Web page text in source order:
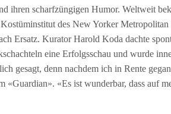
ihren scharfzüngigen Humor. Weltweit
Kostüminstitut des New Yorker
Ersatz. Kurator Harold Koda dachte
eine Erfolgsschau und wurde
gesagt, denn nachdem ich in Rente
«Guardian». «Es ist wunderbar, dass auf